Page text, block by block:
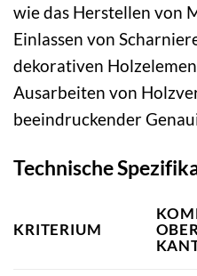
wie das Herstellen von
Einlassen von
dekorativen
Ausarbeiten von
beeindruckender
Technische
KRITERIUM